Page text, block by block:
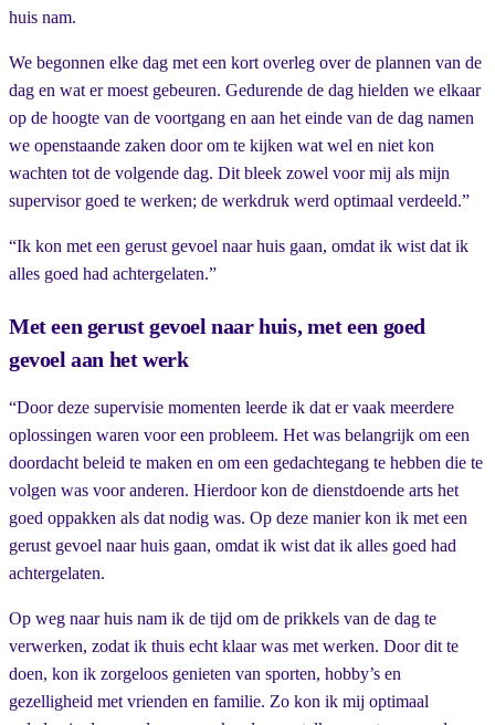
huis nam.
We begonnen elke dag met een kort overleg over de plannen van de
dag en wat er moest gebeuren. Gedurende de dag hielden we elkaar
op de hoogte van de voortgang en aan het einde van de dag namen
we openstaande zaken door om te kijken wat wel en niet kon
wachten tot de volgende dag. Dit bleek zowel voor mij als mijn
supervisor goed te werken; de werkdruk werd optimaal verdeeld.”
“Ik kon met een gerust gevoel naar huis gaan, omdat ik wist dat ik
alles goed had achtergelaten.”
Met een gerust gevoel naar huis, met een goed
gevoel aan het werk
“Door deze supervisie momenten leerde ik dat er vaak meerdere
oplossingen waren voor een probleem. Het was belangrijk om een
doordacht beleid te maken en om een gedachtegang te hebben die te
volgen was voor anderen. Hierdoor kon de dienstdoende arts het
goed oppakken als dat nodig was. Op deze manier kon ik met een
gerust gevoel naar huis gaan, omdat ik wist dat ik alles goed had
achtergelaten.
Op weg naar huis nam ik de tijd om de prikkels van de dag te
verwerken, zodat ik thuis echt klaar was met werken. Door dit te
doen, kon ik zorgeloos genieten van sporten, hobby’s en
gezelligheid met vrienden en familie. Zo kon ik mij optimaal